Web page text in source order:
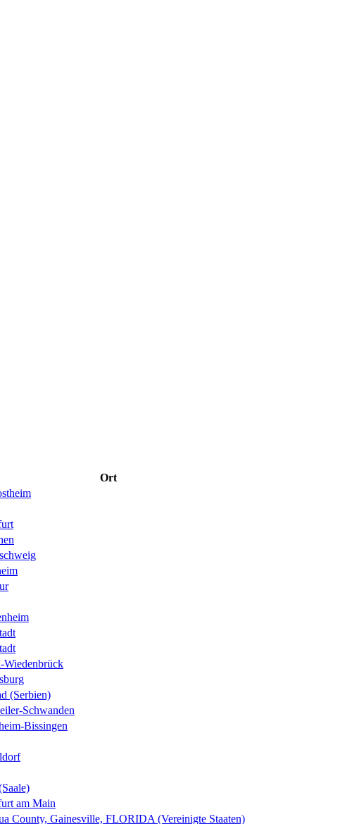
Ort
Wiedenbrück
(Serbien)
Schwanden
Bissingen
am Main
County, Gainesville, FLORIDA (Vereinigte Staaten)